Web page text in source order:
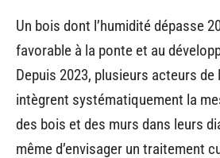
Un bois dont l’humidité dépasse
favorable à la ponte et au
Depuis 2023, plusieurs acteurs de
intègrent systématiquement la
des bois et des murs dans leurs
même d’envisager un traitement